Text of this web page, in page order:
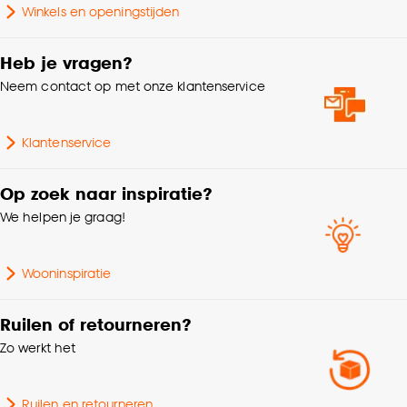
Goed om te weten is dat je deze keuze altijd nog
cookieverklaring
Samenstelling 100% glas
Breedte
Hoogte
Gewicht
Winkels en openingstijden
Heb je vragen?
Neem contact op met onze klantenservice
Klantenservice
Op zoek naar inspiratie?
We helpen je graag!
Wooninspiratie
Ruilen of retourneren?
Zo werkt het
Ruilen en retourneren